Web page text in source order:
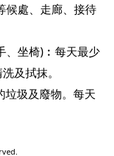
候處、走廊、接待
、坐椅)︰每天最少
及拭抹。
垃圾及廢物。每天